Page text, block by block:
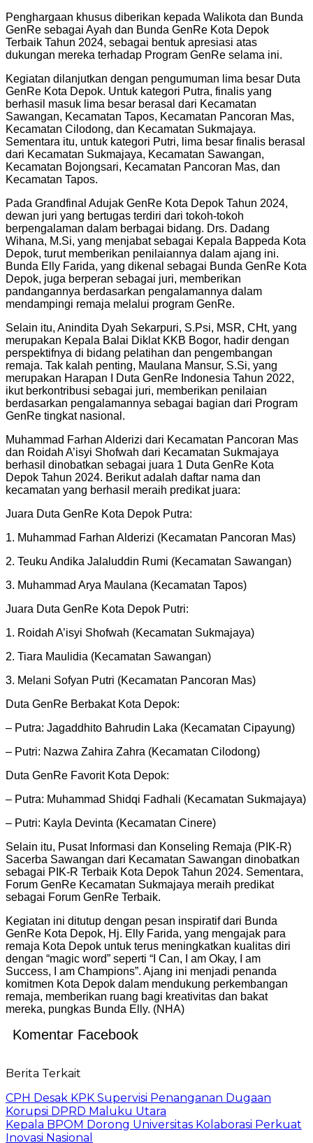
Penghargaan khusus diberikan kepada Walikota dan Bunda
GenRe sebagai Ayah dan Bunda GenRe Kota Depok
Terbaik Tahun 2024, sebagai bentuk apresiasi atas
dukungan mereka terhadap Program GenRe selama ini.
Kegiatan dilanjutkan dengan pengumuman lima besar Duta
GenRe Kota Depok. Untuk kategori Putra, finalis yang
berhasil masuk lima besar berasal dari Kecamatan
Sawangan, Kecamatan Tapos, Kecamatan Pancoran Mas,
Kecamatan Cilodong, dan Kecamatan Sukmajaya.
Sementara itu, untuk kategori Putri, lima besar finalis berasal
dari Kecamatan Sukmajaya, Kecamatan Sawangan,
Kecamatan Bojongsari, Kecamatan Pancoran Mas, dan
Kecamatan Tapos.
Pada Grandfinal Adujak GenRe Kota Depok Tahun 2024,
dewan juri yang bertugas terdiri dari tokoh-tokoh
berpengalaman dalam berbagai bidang. Drs. Dadang
Wihana, M.Si, yang menjabat sebagai Kepala Bappeda Kota
Depok, turut memberikan penilaiannya dalam ajang ini.
Bunda Elly Farida, yang dikenal sebagai Bunda GenRe Kota
Depok, juga berperan sebagai juri, memberikan
pandangannya berdasarkan pengalamannya dalam
mendampingi remaja melalui program GenRe.
Selain itu, Anindita Dyah Sekarpuri, S.Psi, MSR, CHt, yang
merupakan Kepala Balai Diklat KKB Bogor, hadir dengan
perspektifnya di bidang pelatihan dan pengembangan
remaja. Tak kalah penting, Maulana Mansur, S.Si, yang
merupakan Harapan I Duta GenRe Indonesia Tahun 2022,
ikut berkontribusi sebagai juri, memberikan penilaian
berdasarkan pengalamannya sebagai bagian dari Program
GenRe tingkat nasional.
Muhammad Farhan Alderizi dari Kecamatan Pancoran Mas
dan Roidah A’isyi Shofwah dari Kecamatan Sukmajaya
berhasil dinobatkan sebagai juara 1 Duta GenRe Kota
Depok Tahun 2024. Berikut adalah daftar nama dan
kecamatan yang berhasil meraih predikat juara:
Juara Duta GenRe Kota Depok Putra:
1. Muhammad Farhan Alderizi (Kecamatan Pancoran Mas)
2. Teuku Andika Jalaluddin Rumi (Kecamatan Sawangan)
3. Muhammad Arya Maulana (Kecamatan Tapos)
Juara Duta GenRe Kota Depok Putri:
1. Roidah A’isyi Shofwah (Kecamatan Sukmajaya)
2. Tiara Maulidia (Kecamatan Sawangan)
3. Melani Sofyan Putri (Kecamatan Pancoran Mas)
Duta GenRe Berbakat Kota Depok:
– Putra: Jagaddhito Bahrudin Laka (Kecamatan Cipayung)
– Putri: Nazwa Zahira Zahra (Kecamatan Cilodong)
Duta GenRe Favorit Kota Depok:
– Putra: Muhammad Shidqi Fadhali (Kecamatan Sukmajaya)
– Putri: Kayla Devinta (Kecamatan Cinere)
Selain itu, Pusat Informasi dan Konseling Remaja (PIK-R)
Sacerba Sawangan dari Kecamatan Sawangan dinobatkan
sebagai PIK-R Terbaik Kota Depok Tahun 2024. Sementara,
Forum GenRe Kecamatan Sukmajaya meraih predikat
sebagai Forum GenRe Terbaik.
Kegiatan ini ditutup dengan pesan inspiratif dari Bunda
GenRe Kota Depok, Hj. Elly Farida, yang mengajak para
remaja Kota Depok untuk terus meningkatkan kualitas diri
dengan “magic word” seperti “I Can, I am Okay, I am
Success, I am Champions”. Ajang ini menjadi penanda
komitmen Kota Depok dalam mendukung perkembangan
remaja, memberikan ruang bagi kreativitas dan bakat
mereka, pungkas Bunda Elly. (NHA)
Komentar Facebook
Berita Terkait
CPH Desak KPK Supervisi Penanganan Dugaan
Korupsi DPRD Maluku Utara
Kepala BPOM Dorong Universitas Kolaborasi Perkuat
Inovasi Nasional